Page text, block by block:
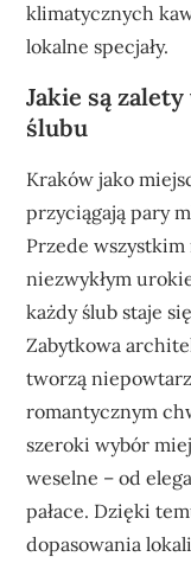
klimatycznych
lokalne specjały.
Jakie są
ślubu
Kraków jako
przyciągają pary
Przede
niezwykłym
każdy ślub staje
Zabytkowa
tworzą
romantycznym
szeroki wybór
weselne – od
pałace. Dzięki
dopasowania